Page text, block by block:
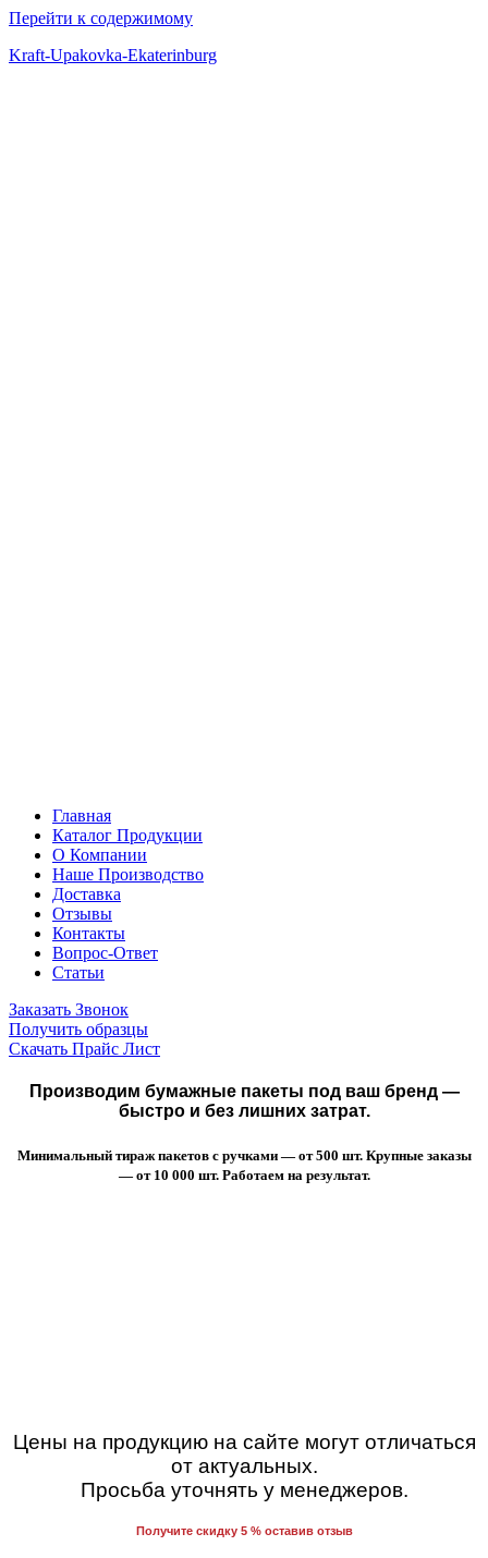
Перейти к содержимому
Kraft-Upakovka-Ekaterinburg
Главная
Каталог Продукции
О Компании
Наше Производство
Доставка
Отзывы
Контакты
Вопрос-Ответ
Статьи
Заказать Звонок
Получить образцы
Скачать Прайс Лист
Производим бумажные пакеты под ваш бренд —
быстро и без лишних затрат.
Минимальный тираж пакетов с ручками — от 500 шт. Крупные заказы
— от 10 000 шт. Работаем на результат.
Цены на продукцию на сайте могут отличаться
от актуальных.
Просьба уточнять у менеджеров.
Получите скидку 5 % оставив отзыв